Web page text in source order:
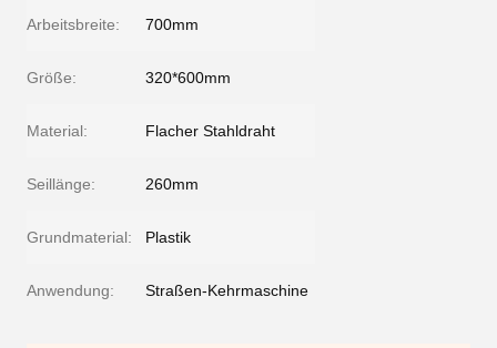
Arbeitsbreite: 700mm
Größe: 320*600mm
Material: Flacher Stahldraht
Seillänge: 260mm
Grundmaterial: Plastik
Anwendung: Straßen-Kehrmaschine